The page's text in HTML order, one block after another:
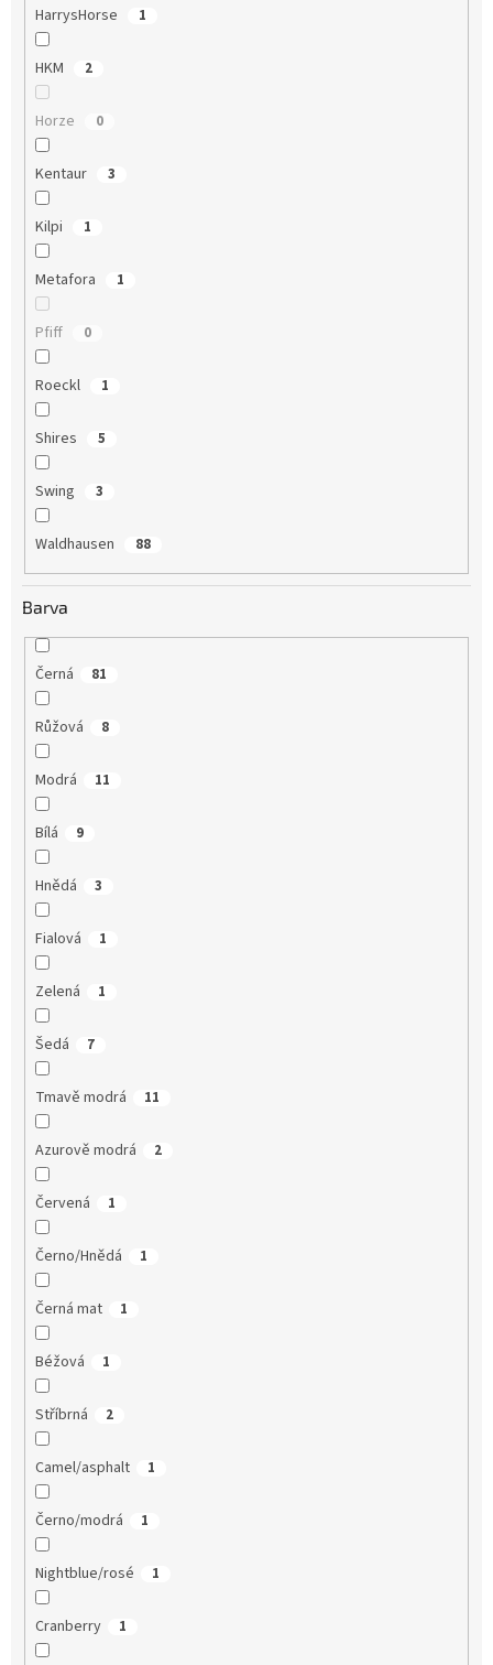
HarrysHorse 1
HKM 2
Horze 0
Kentaur 3
Kilpi 1
Metafora 1
Pfiff 0
Roeckl 1
Shires 5
Swing 3
Waldhausen 88
Barva
Černá 81
Růžová 8
Modrá 11
Bílá 9
Hnědá 3
Fialová 1
Zelená 1
Šedá 7
Tmavě modrá 11
Azurově modrá 2
Červená 1
Černo/Hnědá 1
Černá mat 1
Béžová 1
Stříbrná 2
Camel/asphalt 1
Černo/modrá 1
Nightblue/rosé 1
Cranberry 1